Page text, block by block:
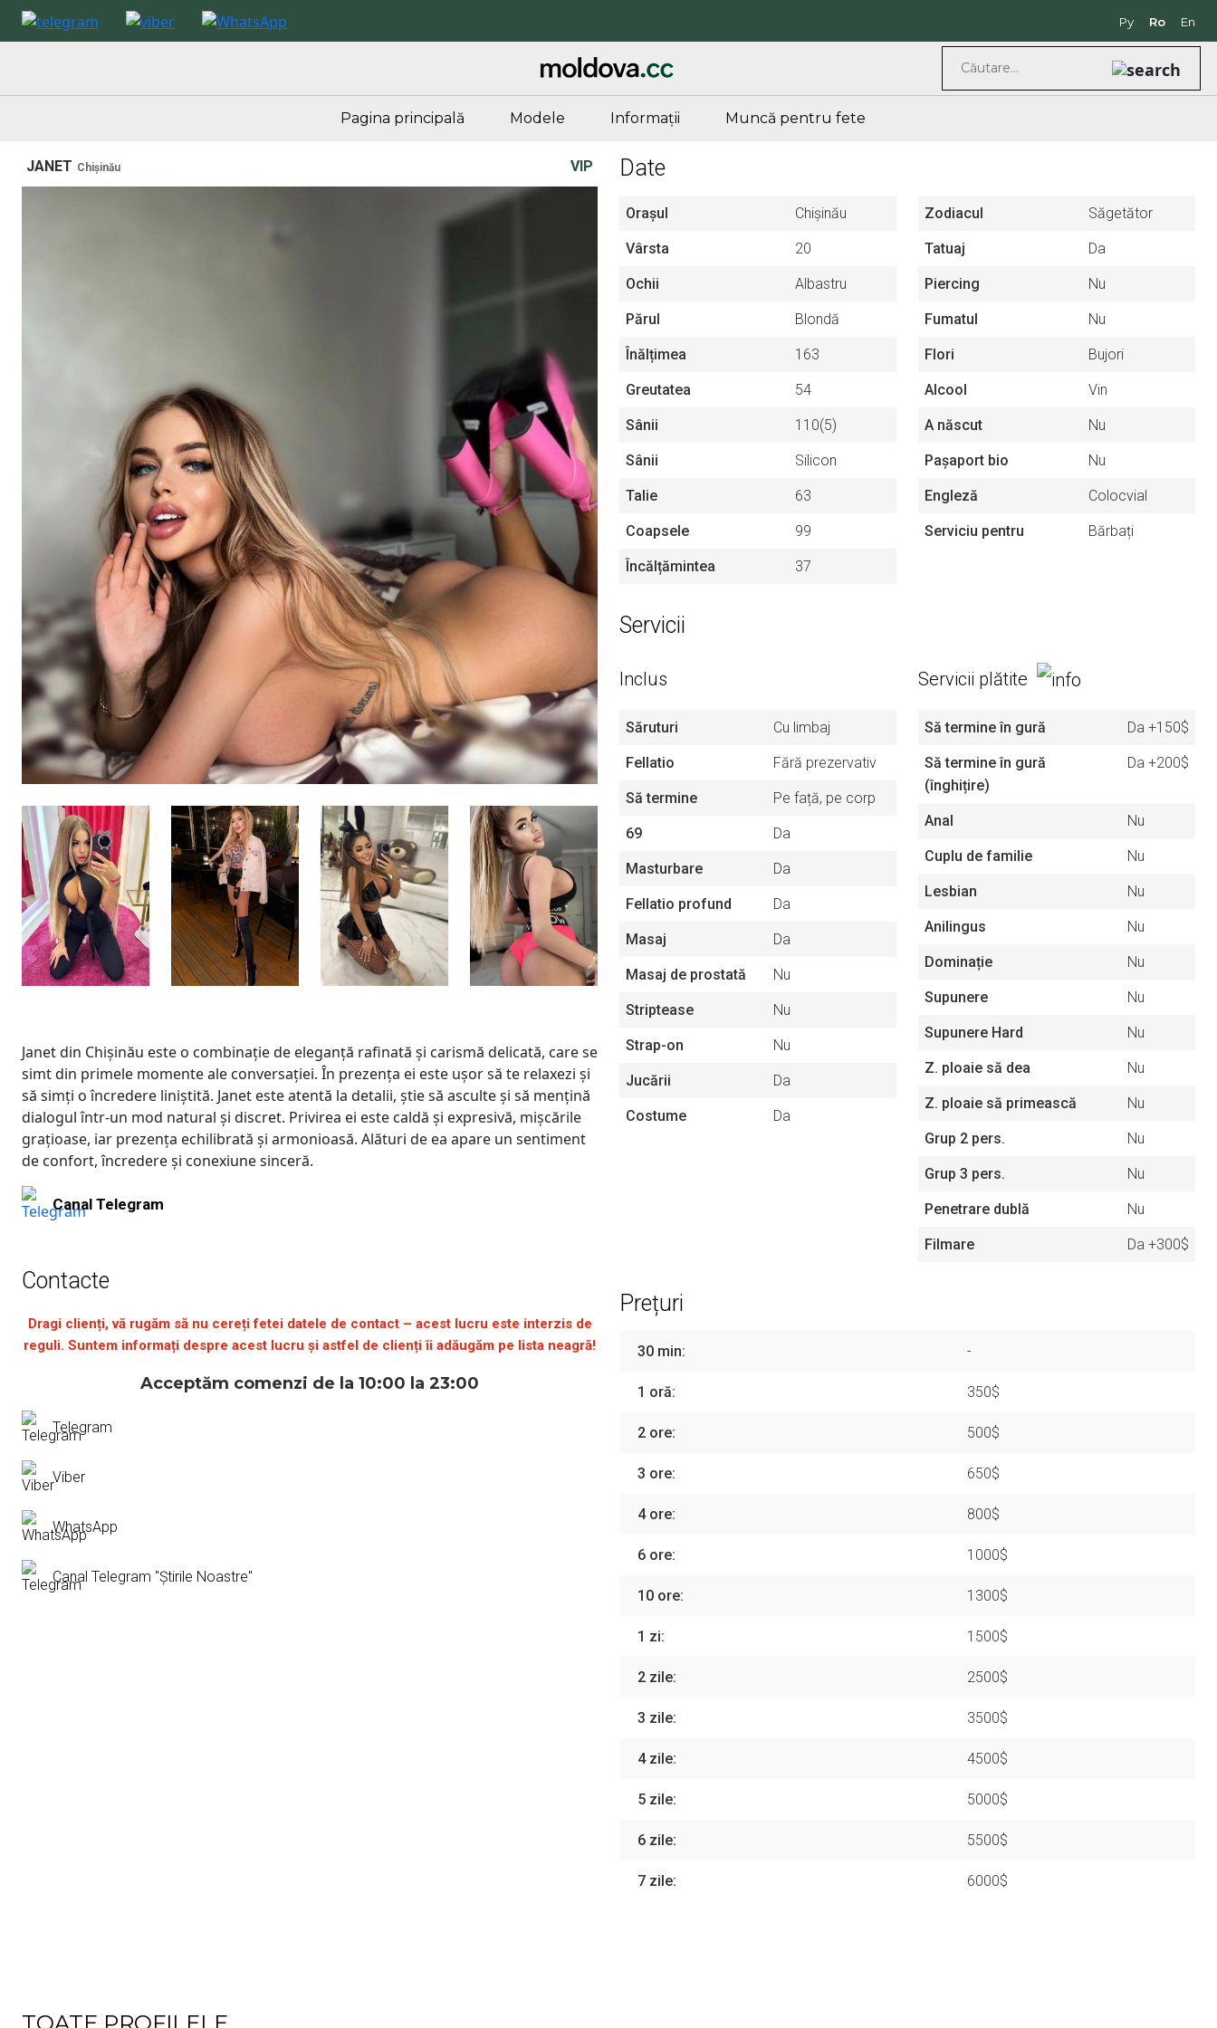
Ру Ro En
Pagina principală Modele Informații Muncă pentru fete
JANET Chișinău VIP
Janet din Chișinău este o combinație de eleganță rafinată și carismă delicată, care se
simt din primele momente ale conversației. În prezența ei este ușor să te relaxezi și
să simți o încredere liniștită. Janet este atentă la detalii, știe să asculte și să mențină
dialogul într-un mod natural și discret. Privirea ei este caldă și expresivă, mișcările
grațioase, iar prezența echilibrată și armonioasă. Alături de ea apare un sentiment
de confort, încredere și conexiune sinceră.
Canal Telegram
Contacte
Dragi clienți, vă rugăm să nu cereți fetei datele de contact – acest lucru este interzis de
reguli. Suntem informați despre acest lucru și astfel de clienți îi adăugăm pe lista neagră!
Acceptăm comenzi de la 10:00 la 23:00
Telegram
Viber
WhatsApp
Canal Telegram "Știrile Noastre"
Date
Orașul Chișinău
Vârsta 20
Ochii Albastru
Părul Blondă
Înălțimea 163
Greutatea 54
Sânii 110(5)
Sânii Silicon
Talie 63
Coapsele 99
Încălțămintea 37
Zodiacul Săgetător
Tatuaj Da
Piercing Nu
Fumatul Nu
Flori Bujori
Alcool Vin
A născut Nu
Pașaport bio Nu
Engleză Colocvial
Serviciu pentru Bărbați
Servicii
Inclus
Săruturi Cu limbaj
Fellatio Fără prezervativ
Să termine Pe față, pe corp
69 Da
Masturbare Da
Fellatio profund Da
Masaj Da
Masaj de prostată Nu
Striptease Nu
Strap-on Nu
Jucării Da
Costume Da
Servicii plătite
Să termine în gură Da +150$
Să termine în gură
(înghițire)
Da +200$
Anal Nu
Cuplu de familie Nu
Lesbian Nu
Anilingus Nu
Dominație Nu
Supunere Nu
Supunere Hard Nu
Z. ploaie să dea Nu
Z. ploaie să primească Nu
Grup 2 pers. Nu
Grup 3 pers. Nu
Penetrare dublă Nu
Filmare Da +300$
Prețuri
30 min: -
1 oră: 350$
2 ore: 500$
3 ore: 650$
4 ore: 800$
6 ore: 1000$
10 ore: 1300$
1 zi: 1500$
2 zile: 2500$
3 zile: 3500$
4 zile: 4500$
5 zile: 5000$
6 zile: 5500$
7 zile: 6000$